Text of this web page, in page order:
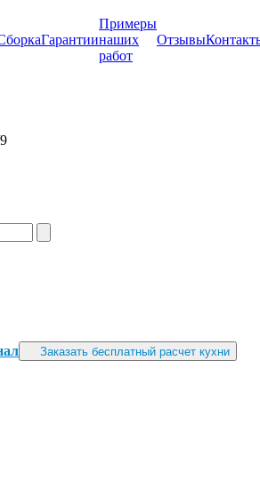
Гарантии
Примеры
наших
работ
Отзывы
Заказать бесплатный расчет кухни